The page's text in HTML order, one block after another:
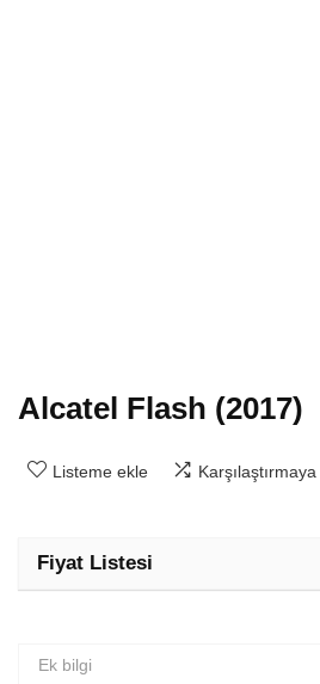
Alcatel Flash (2017)
Listeme ekle
Fiyat Listesi
Ek bilgi